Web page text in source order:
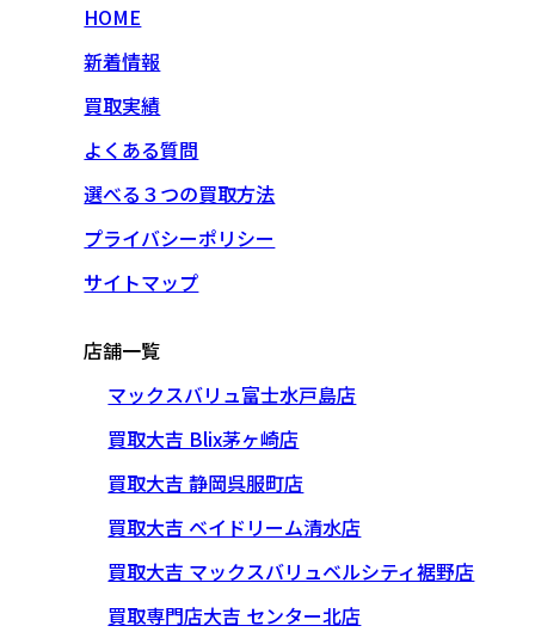
HOME
新着情報
買取実績
よくある質問
選べる３つの買取方法
プライバシーポリシー
サイトマップ
店舗一覧
マックスバリュ富士水戸島店
買取大吉 Blix茅ヶ崎店
買取大吉 静岡呉服町店
買取大吉 ベイドリーム清水店
買取大吉 マックスバリュベルシティ裾野店
買取専門店大吉 センター北店